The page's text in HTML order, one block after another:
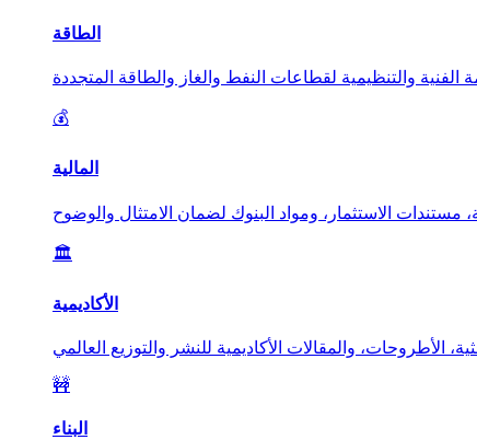
الطاقة
💰
المالية
🏛️
الأكاديمية
🚧
البناء